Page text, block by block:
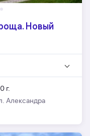
Новый
г.
Александра